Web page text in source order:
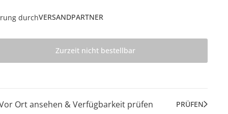
durchVERSANDPARTNER
Zurzeit nicht bestellbar
Ort ansehen & Verfügbarkeit prüfen PRÜFEN